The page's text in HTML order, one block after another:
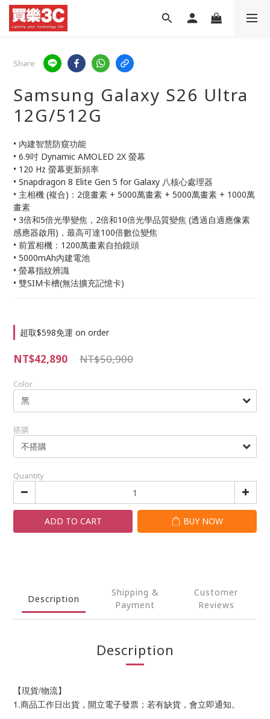
Share
Samsung Galaxy S26 Ultra
12G/512G
• 內建智慧防窺功能
• 6.9吋 Dynamic AMOLED 2X 螢幕
• 120 Hz 螢幕更新頻率
• Snapdragon 8 Elite Gen 5 for Galaxy 八核心處理器
• 主相機 (複合)：2億畫素 + 5000萬畫素 + 5000萬畫素 + 1000萬
畫素
• 3倍和5倍光學變焦，2倍和10倍光學品質變焦 (透過自適應像素
感應器啟用)，最高可達100倍數位變焦
• 前置相機：1200萬畫素自拍鏡頭
• 5000mAh內建電池
• 螢幕指紋辨識
• 雙SIM卡槽(無法擴充記憶卡)
超取$598免運 on order
NT$50,900
NT$42,890
Color
搭購
Quantity
ADD TO CART BUY NOW
Description
Shipping &
Payment
Customer
Reviews
Description
【現貨/物流】
1.商品工作日出貨，開立電子發票；若有缺貨，會立即通知。